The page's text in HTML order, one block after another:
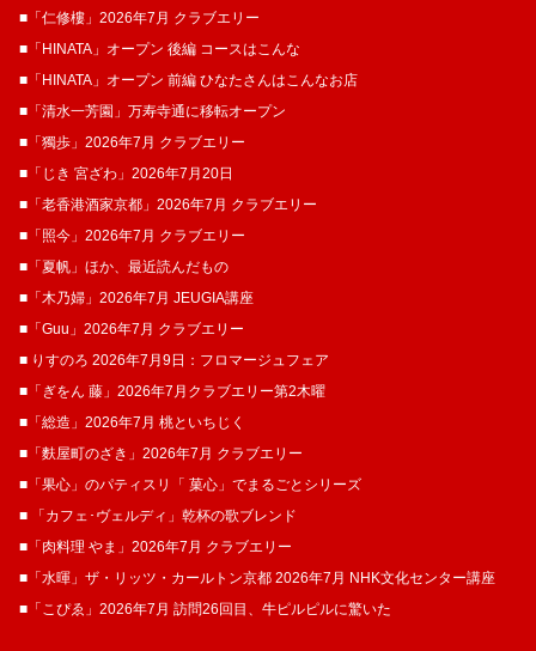
■「仁修樓」2026年7月 クラブエリー
■「HINATA」オープン 後編 コースはこんな
■「HINATA」オープン 前編 ひなたさんはこんなお店
■「清水一芳園」万寿寺通に移転オープン
■「獨歩」2026年7月 クラブエリー
■「じき 宮ざわ」2026年7月20日
■「老香港酒家京都」2026年7月 クラブエリー
■「照今」2026年7月 クラブエリー
■「夏帆」ほか、最近読んだもの
■「木乃婦」2026年7月 JEUGIA講座
■「Guu」2026年7月 クラブエリー
■ りすのろ 2026年7月9日：フロマージュフェア
■「ぎをん 藤」2026年7月クラブエリー第2木曜
■「総造」2026年7月 桃といちじく
■「麩屋町のざき」2026年7月 クラブエリー
■「果心」のパティスリ「 菓​心」でまるごとシリーズ
■ 「カフェ･ヴェルディ」乾杯の歌ブレンド
■「肉料理 やま」2026年7月 クラブエリー
■「水暉」ザ・リッツ・カールトン京都 2026年7月 NHK文化センター講座
■「こぴゑ」2026年7月 訪問26回目、牛ピルピルに驚いた